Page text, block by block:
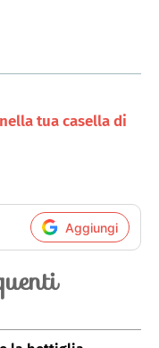
tua casella di
Aggiungi